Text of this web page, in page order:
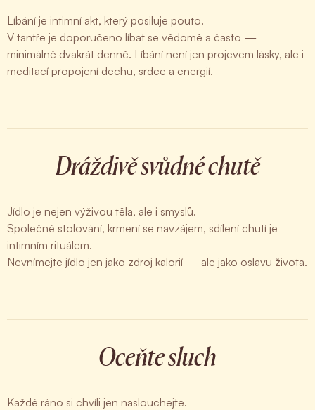
Líbání je intimní akt, který posiluje pouto.
V tantře je doporučeno líbat se vědomě a často —
minimálně dvakrát denně. Líbání není jen projevem lásky, ale i
meditací propojení dechu, srdce a energií.
Dráždivě svůdné chutě
Jídlo je nejen výživou těla, ale i smyslů.
Společné stolování, krmení se navzájem, sdílení chutí je
intimním rituálem.
Nevnímejte jídlo jen jako zdroj kalorií — ale jako oslavu života.
Oceňte sluch
Každé ráno si chvíli jen naslouchejte.